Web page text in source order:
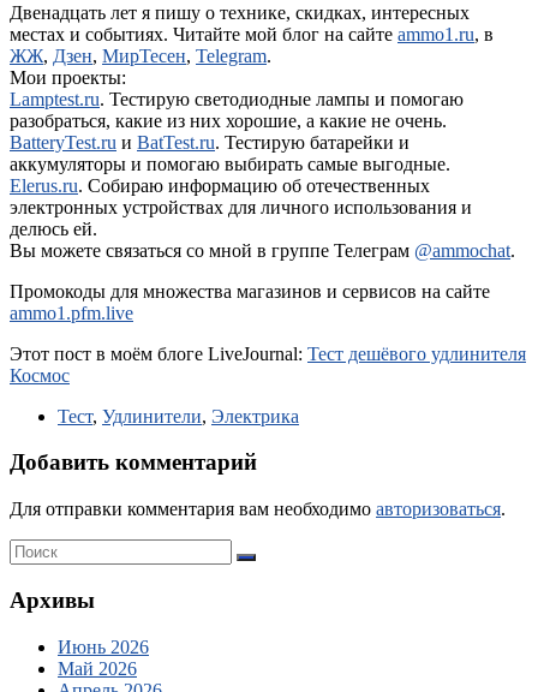
Двенадцать лет я пишу о технике, скидках, интересных
местах и событиях. Читайте мой блог на сайте ammo1.ru, в
ЖЖ, Дзен, МирТесен, Telegram.
Мои проекты:
Lamptest.ru. Тестирую светодиодные лампы и помогаю
разобраться, какие из них хорошие, а какие не очень.
BatteryTest.ru и BatTest.ru. Тестирую батарейки и
аккумуляторы и помогаю выбирать самые выгодные.
Elerus.ru. Собираю информацию об отечественных
электронных устройствах для личного использования и
делюсь ей.
Вы можете связаться со мной в группе Телеграм @ammochat.
Промокоды для множества магазинов и сервисов на сайте
ammo1.pfm.live
Этот пост в моём блоге LiveJournal: Тест дешёвого удлинителя
Космос
Тест, Удлинители, Электрика
Добавить комментарий
Для отправки комментария вам необходимо авторизоваться.
Архивы
Июнь 2026
Май 2026